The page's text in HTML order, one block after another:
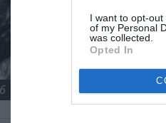
I want to opt-
of my Personal
was collected.
Opted In